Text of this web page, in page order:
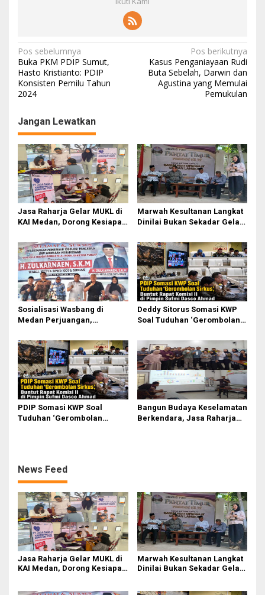
Navigasi
pos
Pos sebelumnya
Buka PKM PDIP Sumut,
Hasto Kristianto: PDIP
Konsisten Pemilu Tahun
2024
Pos berikutnya
Kasus Penganiayaan Rudi
Buta Sebelah, Darwin dan
Agustina yang Memulai
Pemukulan
Jangan Lewatkan
Jasa Raharja Gelar MUKL di
KAI Medan, Dorong Kesiapan
Transportasi
Marwah Kesultanan Langkat
Dinilai Bukan Sekadar Gelar
Sosialisasi Wasbang di
Medan Perjuangan,
Perjuangkan Ruang Bermain
Anak
Deddy Sitorus Somasi KWP
Soal Tuduhan ‘Gerombolan
II Dipimpin Sufmi Dasco
Ahmad
PDIP Somasi KWP Soal
Tuduhan ‘Gerombolan
Bangun Budaya Keselamatan
Berkendara, Jasa Raharja
News Feed
Jasa Raharja Gelar MUKL di
KAI Medan, Dorong Kesiapan
Marwah Kesultanan Langkat
Dinilai Bukan Sekadar Gelar